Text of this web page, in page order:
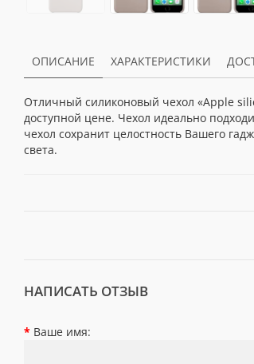
ОПИСАНИЕ ХАРАКТЕРИСТИКИ
Отличный силиконовый чехол «Apple
доступной цене. Чехол идеально
чехол сохранит целостность Вашего
света.
НАПИСАТЬ ОТЗЫВ
Ваше имя: